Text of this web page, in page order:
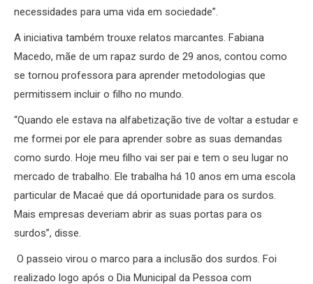
necessidades para uma vida em sociedade”.
A iniciativa também trouxe relatos marcantes. Fabiana
Macedo, mãe de um rapaz surdo de 29 anos, contou como
se tornou professora para aprender metodologias que
permitissem incluir o filho no mundo.
“Quando ele estava na alfabetização tive de voltar a estudar e
me formei por ele para aprender sobre as suas demandas
como surdo. Hoje meu filho vai ser pai e tem o seu lugar no
mercado de trabalho. Ele trabalha há 10 anos em uma escola
particular de Macaé que dá oportunidade para os surdos.
Mais empresas deveriam abrir as suas portas para os
surdos”, disse.
O passeio virou o marco para a inclusão dos surdos. Foi
realizado logo após o Dia Municipal da Pessoa com